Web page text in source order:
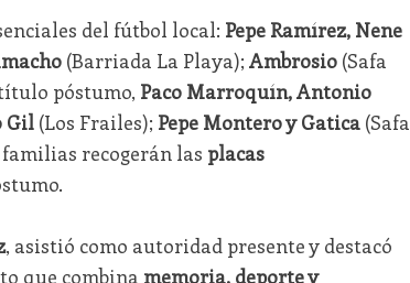
del fútbol local: Pepe Ramírez, Nene
(Barriada La Playa); Ambrosio(Safa
póstumo, Paco Marroquín, Antonio
Gil(Los Frailes); Pepe Montero y Gatica(Safa
recogerán las placas
, asistió como autoridad presente y destacó
que combina memoria, deporte y